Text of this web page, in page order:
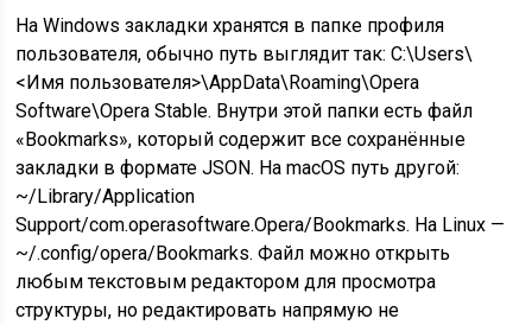
На Windows закладки хранятся в папке профиля
пользователя, обычно путь выглядит так: C:\Users\
<Имя пользователя>\AppData\Roaming\Opera
Software\Opera Stable. Внутри этой папки есть файл
«Bookmarks», который содержит все сохранённые
закладки в формате JSON. На macOS путь другой:
~/Library/Application
Support/com.operasoftware.Opera/Bookmarks. На Linux —
~/.config/opera/Bookmarks. Файл можно открыть
любым текстовым редактором для просмотра
структуры, но редактировать напрямую не